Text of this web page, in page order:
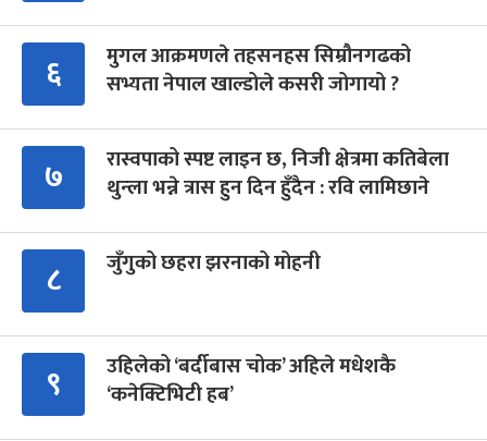
६
मुगल आक्रमणले तहसनहस सिम्रौनगढको
सभ्यता नेपाल खाल्डोले कसरी जोगायो ?
७
रास्वपाको स्पष्ट लाइन छ, निजी क्षेत्रमा कतिबेला
थुन्ला भन्ने त्रास हुन दिन हुँदैन : रवि लामिछाने
८ जुँगुको छहरा झरनाको मोहनी
९
उहिलेको ‘बर्दीबास चोक’ अहिले मधेशकै
‘कनेक्टिभिटी हब’